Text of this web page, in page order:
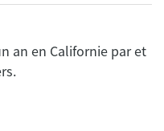
an en Californie par et